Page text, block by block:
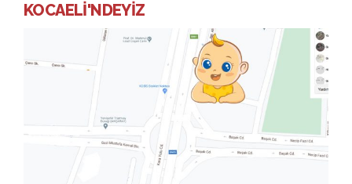
KOCAELİ'NDEYİZ